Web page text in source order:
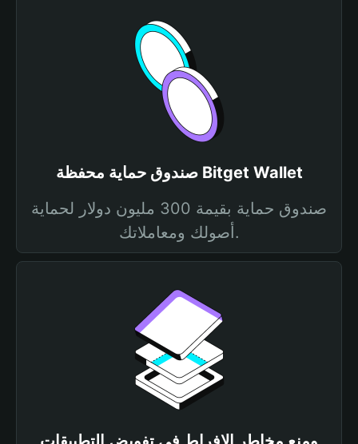
صندوق حماية محفظة Bitget Wallet
صندوق حماية بقيمة 300 مليون دولار لحماية
أصولك ومعاملاتك.